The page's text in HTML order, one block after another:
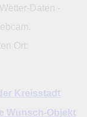
Daten -
Ort:
Kreisstadt